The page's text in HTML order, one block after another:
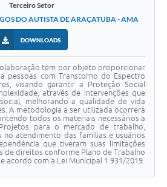
Terceiro Setor
DO AUTISTA DE ARAÇATUBA - AMA
DOWNLOADS
tem por objeto proporcionar
pessoas com Transtorno do Espectro
visando garantir a Proteção Social
através de intervenções que
melhorando a qualidade de vida
A metodologia a ser utilizada ocorrerá
todos os materiais necessários a
para o mercado de trabalho,
no atendimento das famílias e usuários
que tiveram suas limitações
de direitos conforme Plano de Trabalho
acordo com a Lei Municipal 1.931/2019.